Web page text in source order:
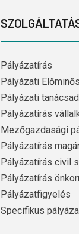
Pályázatírás
Pályázati
Pályázati
Pályázatírás
Mezőgazdasági
Pályázatírás
Pályázatírás civil
Pályázatírás
Pályázatfigyelés
Specifikus